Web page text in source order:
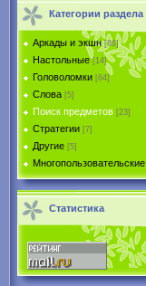
Категории раздела
Аркады и экшн [86]
Настольные [14]
Головоломки [64]
Слова [5]
Поиск предметов [23]
Стратегии [7]
Другие [5]
Многопользовательские
Статистика